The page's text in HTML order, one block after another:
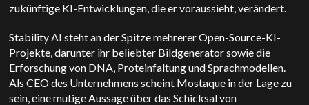
zukünftige KI-Entwicklungen, die er voraussieht, verändert.
Stability AI steht an der Spitze mehrerer Open-Source-KI-
Projekte, darunter ihr beliebter Bildgenerator sowie die
Erforschung von DNA, Proteinfaltung und Sprachmodellen.
Als CEO des Unternehmens scheint Mostaque in der Lage zu
sein, eine mutige Aussage über das Schicksal von